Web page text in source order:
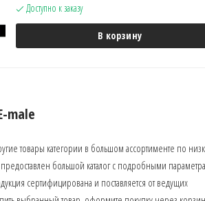
Доступно к заказу
В корзину
male
товары категории в большом ассортименте по
предоставлен большой каталог с подробными
сертифицирована и поставляется от ведущих